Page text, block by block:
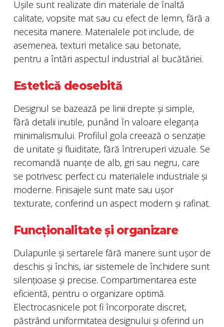
Ușile sunt realizate din materiale de înaltă
calitate, vopsite mat sau cu efect de lemn, fără a
necesita manere. Materialele pot include, de
asemenea, texturi metalice sau betonate,
pentru a întări aspectul industrial al bucătăriei.
Estetică deosebită
Designul se bazează pe linii drepte și simple,
fără detalii inutile, punând în valoare eleganța
minimalismului. Profilul gola creează o senzație
de unitate și fluiditate, fără întreruperi vizuale. Se
recomandă nuanțe de alb, gri sau negru, care
se potrivesc perfect cu materialele industriale și
moderne. Finisajele sunt mate sau ușor
texturate, conferind un aspect modern și rafinat.
Funcționalitate și organizare
Dulapurile și sertarele fără manere sunt ușor de
deschis și închis, iar sistemele de închidere sunt
silențioase și precise. Compartimentarea este
eficientă, pentru o organizare optimă.
Electrocasnicele pot fi încorporate discret,
păstrând uniformitatea designului și oferind un